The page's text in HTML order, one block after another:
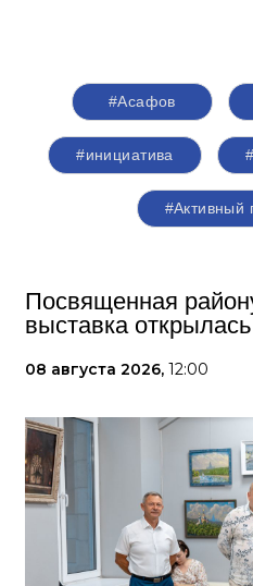
#Асафов
#инициатива
#Активный
Посвященная
выставка
08 августа 2026, 12:00